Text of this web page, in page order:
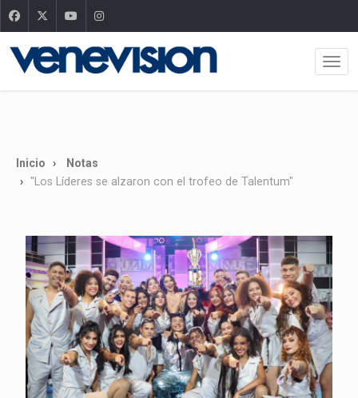
Inicio
Notas
"Los Líderes se alzaron con el trofeo de Talentum"